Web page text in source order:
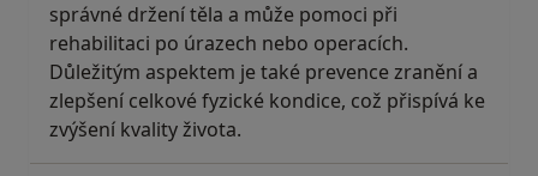
správné držení těla a může pomoci při
rehabilitaci po úrazech nebo operacích.
Důležitým aspektem je také prevence zranění a
zlepšení celkové fyzické kondice, což přispívá ke
zvýšení kvality života.